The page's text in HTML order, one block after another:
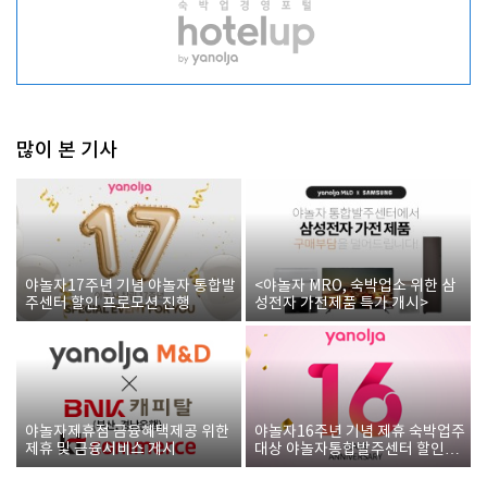
많이 본 기사
야놀자17주년 기념 야놀자 통합발
주센터 할인 프로모션 진행
<야놀자 MRO, 숙박업소 위한 삼
성전자 가전제품 특가 개시>
야놀자제휴점 금융혜택제공 위한
제휴 및 금융서비스 게시
야놀자16주년 기념 제휴 숙박업주
대상 야놀자통합발주센터 할인쿠
폰 증정